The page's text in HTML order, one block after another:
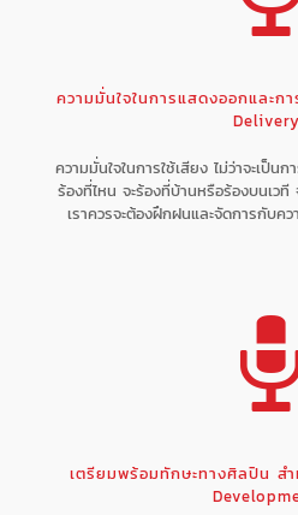
ความมั่นใจในการแสดงออกและ
ความมั่นใจในการใช้เสียง ไม่ว่าจะเป็น
ร้องที่ไหน จะร้องที่บ้านหรือร้องบนเว
เราควรจะต้องฝึกฝนและจัดการกับค
เตรียมพร้อมทักษะทางศิลปิน